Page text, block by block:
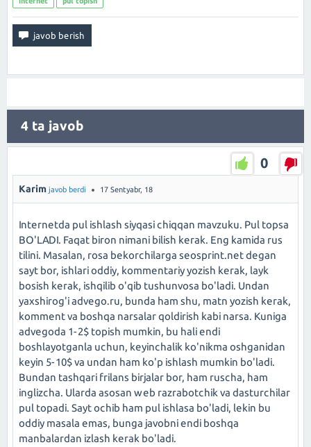
4 ta javob
0
Karim javob berdi 17 Sentyabr, 18
Internetda pul ishlash siyqasi chiqqan mavzuku. Pul topsa
BO'LADI. Faqat biron nimani bilish kerak. Eng kamida rus
tilini. Masalan, rosa bekorchilarga seosprint.net degan
sayt bor, ishlari oddiy, kommentariy yozish kerak, layk
bosish kerak, ishqilib o'qib tushunvosa bo'ladi. Undan
yaxshirog'i advego.ru, bunda ham shu, matn yozish kerak,
komment va boshqa narsalar qoldirish kabi narsa. Kuniga
advegoda 1-2$ topish mumkin, bu hali endi
boshlayotganla uchun, keyinchalik ko'nikma oshganidan
keyin 5-10$ va undan ham ko'p ishlash mumkin bo'ladi.
Bundan tashqari frilans birjalar bor, ham ruscha, ham
inglizcha. Ularda asosan web razrabotchik va dasturchilar
pul topadi. Sayt ochib ham pul ishlasa bo'ladi, lekin bu
oddiy masala emas, bunga javobni endi boshqa
manbalardan izlash kerak bo'ladi.